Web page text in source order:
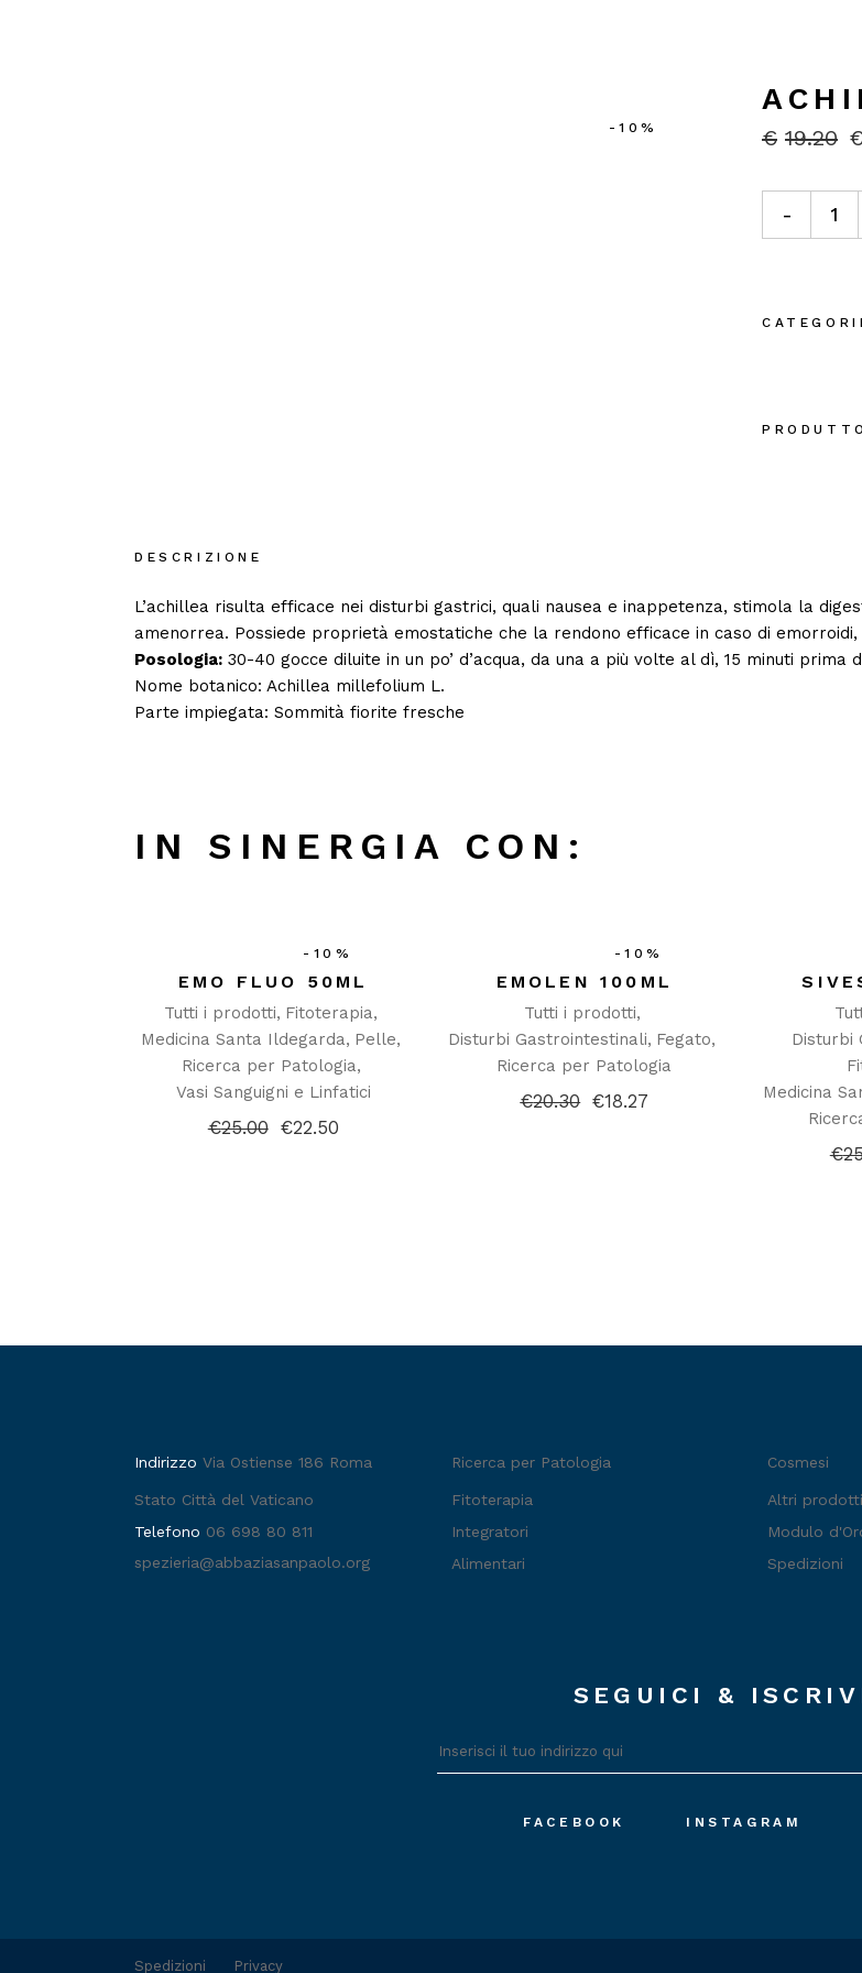
-10% € 19.20
IL
ERA:
€19.20.
IL
ATTUALE
€17.28.
Achillea
-
DESCRIZIONE
L’achillea risulta efficace nei disturbi gastrici, quali nausea e inappetenza, stimola la
amenorrea. Possiede proprietà emostatiche che la rendono efficace in caso di
Posologia: 30-40 gocce diluite in un po’ d’acqua, da una a più volte al dì, 15 minuti prima
Nome botanico: Achillea millefolium L.
Parte impiegata: Sommità fiorite fresche
IN SINERGIA CON:
-10%
EMO FLUO 50ML
Tutti i prodotti Fitoterapia
Medicina Santa Ildegarda Pelle
Ricerca per Patologia
Vasi Sanguigni e Linfatici
€25.00 Il€22.50
Il
-10%
EMOLEN 100ML
Tutti i prodotti
Disturbi Gastrointestinali Fegato
Ricerca per Patologia
€20.30 Il€18.27
Il
Disturbi
Medicina
€
Indirizzo Via Ostiense 186 Roma
Stato Città del Vaticano
Telefono 06 698 80 811
spezieria@abbaziasanpaolo.org
Ricerca per Patologia
Fitoterapia
Integratori
Alimentari
Cosmesi
Altri prodotti
Modulo
Spedizioni
SEGUICI &
FACEBOOK INSTAGRAM
Spedizioni Privacy